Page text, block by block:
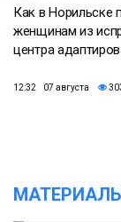
Как в Норильске
женщинам из
центра
12:32 07 августа